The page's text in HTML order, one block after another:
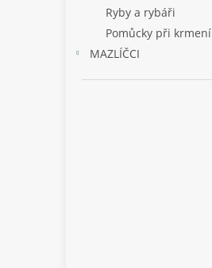
Ryby a rybáři
Pomůcky při krmení
MAZLÍČCI